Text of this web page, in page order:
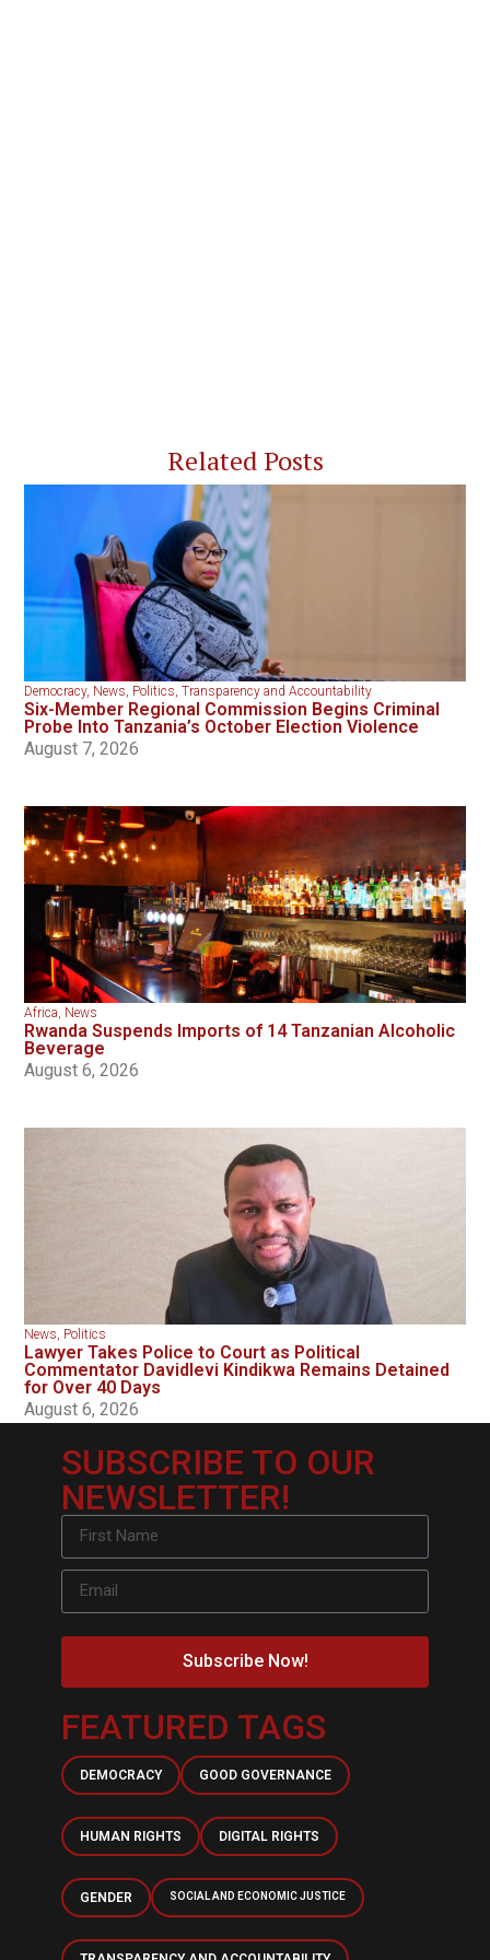
Related Posts
Democracy, News Politics ,Transparency and Accountability
Six-Member Regional Commission Begins Criminal
Probe Into Tanzania’s October Election Violence
August 7, 2026
Africa News
Rwanda Suspends Imports of 14 Tanzanian Alcoholic
Beverage
August 6, 2026
News Politics
Lawyer Takes Police to Court as Political
Commentator Davidlevi Kindikwa Remains Detained
for Over 40 Days
August 6, 2026
SUBSCRIBE TO OUR
NEWSLETTER!
Subscribe Now!
FEATURED TAGS
DEMOCRACY GOOD GOVERNANCE
HUMAN RIGHTS DIGITAL RIGHTS
GENDER SOCIAL AND ECONOMIC JUSTICE